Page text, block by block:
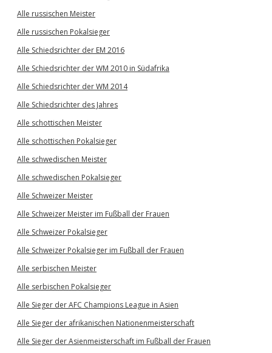
Alle russischen Meister
Alle russischen Pokalsieger
Alle Schiedsrichter der EM 2016
Alle Schiedsrichter der WM 2010 in Südafrika
Alle Schiedsrichter der WM 2014
Alle Schiedsrichter des Jahres
Alle schottischen Meister
Alle schottischen Pokalsieger
Alle schwedischen Meister
Alle schwedischen Pokalsieger
Alle Schweizer Meister
Alle Schweizer Meister im Fußball der Frauen
Alle Schweizer Pokalsieger
Alle Schweizer Pokalsieger im Fußball der Frauen
Alle serbischen Meister
Alle serbischen Pokalsieger
Alle Sieger der AFC Champions League in Asien
Alle Sieger der afrikanischen Nationenmeisterschaft
Alle Sieger der Asienmeisterschaft im Fußball der Frauen